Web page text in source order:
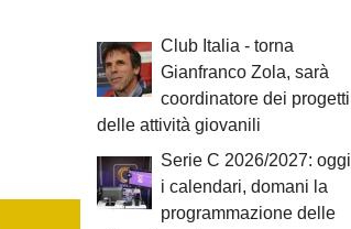
Club Italia - torna
Gianfranco Zola, sarà
coordinatore dei progetti
delle attività giovanili
Serie C 2026/2027: oggi
i calendari, domani la
programmazione delle